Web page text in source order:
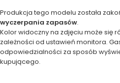
Produkcja tego modelu została
wyczerpania zapasów.
Kolor widoczny na zdjęciu może się
zależności od ustawień monitora.
odpowiedzialności za sposób
kupującego.